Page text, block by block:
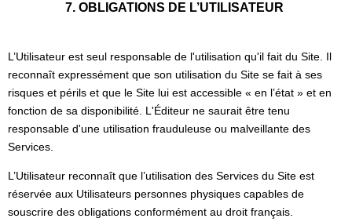
7. OBLIGATIONS DE L’UTILISATEUR
L’Utilisateur est seul responsable de l'utilisation qu'il fait du Site. Il
reconnaît expressément que son utilisation du Site se fait à ses
risques et périls et que le Site lui est accessible « en l’état » et en
fonction de sa disponibilité. L'Éditeur ne saurait être tenu
responsable d'une utilisation frauduleuse ou malveillante des
Services.
L’Utilisateur reconnaît que l’utilisation des Services du Site est
réservée aux Utilisateurs personnes physiques capables de
souscrire des obligations conformément au droit français.